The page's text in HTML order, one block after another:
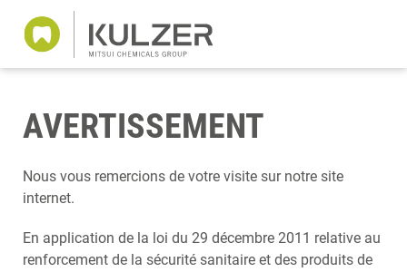
AVERTISSEMENT
Nous vous remercions de votre visite sur notre site
internet.
En application de la loi du 29 décembre 2011 relative au
renforcement de la sécurité sanitaire et des produits de